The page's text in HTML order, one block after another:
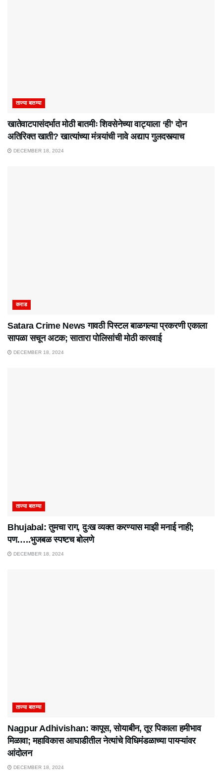
ताज्या बातम्या
खातेवाटपासंदर्भात मोठी बातमीः शिवसेनेच्या वाट्याला ‘ही’ दोन
अतिरिक्त खाती? खात्यांच्या मंत्र्यांची नावे अद्याप गुलदस्त्याच
DECEMBER 18, 2024
कराड
Satara Crime News गावठी पिस्टल बाळगल्या प्रकरणी एकाला
सापळा सचून अटक; सातारा पोलिसांची मोठी कारवाई
DECEMBER 18, 2024
ताज्या बातम्या
Bhujabal: तुमचा राग, दुःख व्यक्त करण्यास माझी मनाई नाही;
पण…..भुजबळ स्पष्टच बोलणे
DECEMBER 18, 2024
ताज्या बातम्या
Nagpur Adhivishan: कापूस, सोयाबीन, तूर पिकाला हमीभाव
मिळावा; महाविकास आघाडीतील नेत्यांचे विधिमंडळाच्या पायऱ्यांवर
आंदोलन
DECEMBER 18, 2024